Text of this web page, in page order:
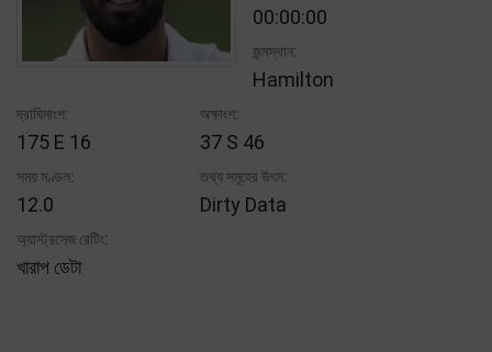
00:00:00
জন্মস্থান:
Hamilton
দ্রাঘিমাংশ:
175 E 16
অক্ষাংশ:
37 S 46
সময় মণ্ডল:
12.0
তথ্য সমূহের উৎস:
Dirty Data
অ্যাস্ট্রসেজ রেটিং:
খারাপ ডেটা